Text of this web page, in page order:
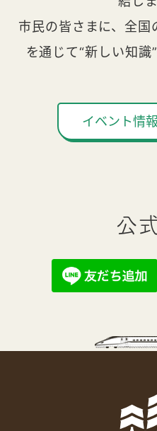
市民の皆さまに、全
を通じて“新しい知識
イベント情
公